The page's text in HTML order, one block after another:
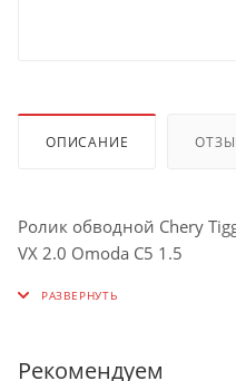
ОПИСАНИЕ
Ролик обводной Chery
VX 2.0 Omoda C5 1.5
Рекомендуем